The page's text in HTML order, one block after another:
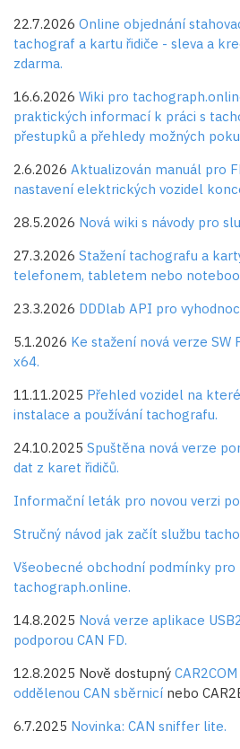
22.7.2026 Online objednání
tachograf a kartu řidiče - sleva a
zdarma.
16.6.2026 Wiki pro
praktických informací k práci s
přestupků a přehledy možných
2.6.2026 Aktualizován manuál pro
nastavení elektrických vozidel
28.5.2026 Nová wiki s návody pro
27.3.2026 Stažení tachografu a
telefonem, tabletem nebo
23.3.2026 DDDlab API pro
5.1.2026 Ke stažení nová verze SW
x64.
11.11.2025 Přehled vozidel na
instalace a používání tachografu.
24.10.2025 Spuštěna nová verze
dat z karet řidičů.
Informační leták pro novou verzi
Stručný návod jak začít službu
Všeobecné obchodní podmínky
tachograph.online.
14.8.2025 Nová verze aplikace
podporou CAN FD.
12.8.2025 Nově dostupný
oddělenou CAN sběrnicí nebo
6.7.2025 Novinka: CAN sniffer lite.